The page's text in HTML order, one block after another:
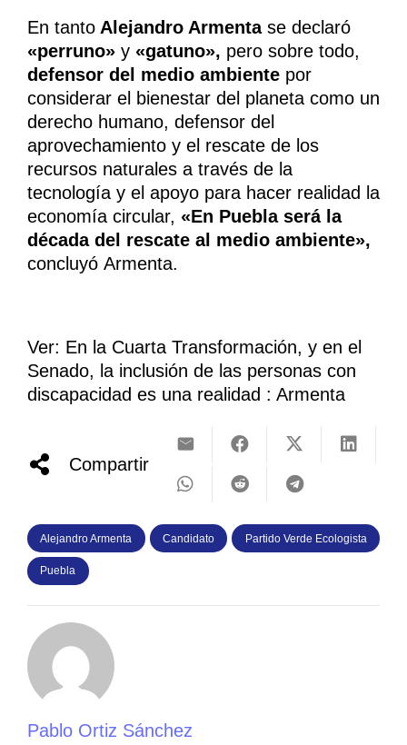
En tanto Alejandro Armentase declaró
«perruno» y «gatuno», pero sobre todo,
defensor del medio ambiente por
considerar el bienestar del planeta como un
derecho humano, defensor del
aprovechamiento y el rescate de los
recursos naturales a través de la
tecnología y el apoyo para hacer realidad la
economía circular, «En Puebla será la
década del rescate al medio ambiente»,
concluyó Armenta.
Ver: En la Cuarta Transformación, y en el
Senado, la inclusión de las personas con
discapacidad es una realidad : Armenta
Compartir
Alejandro Armenta Candidato Partido Verde Ecologista
Puebla
Pablo Ortiz Sánchez